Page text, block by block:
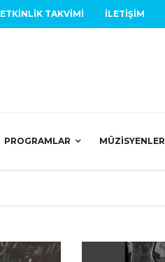
ETKINLIK TAKVIMI İLETIŞIM
PROGRAMLAR MÜZISYENLER